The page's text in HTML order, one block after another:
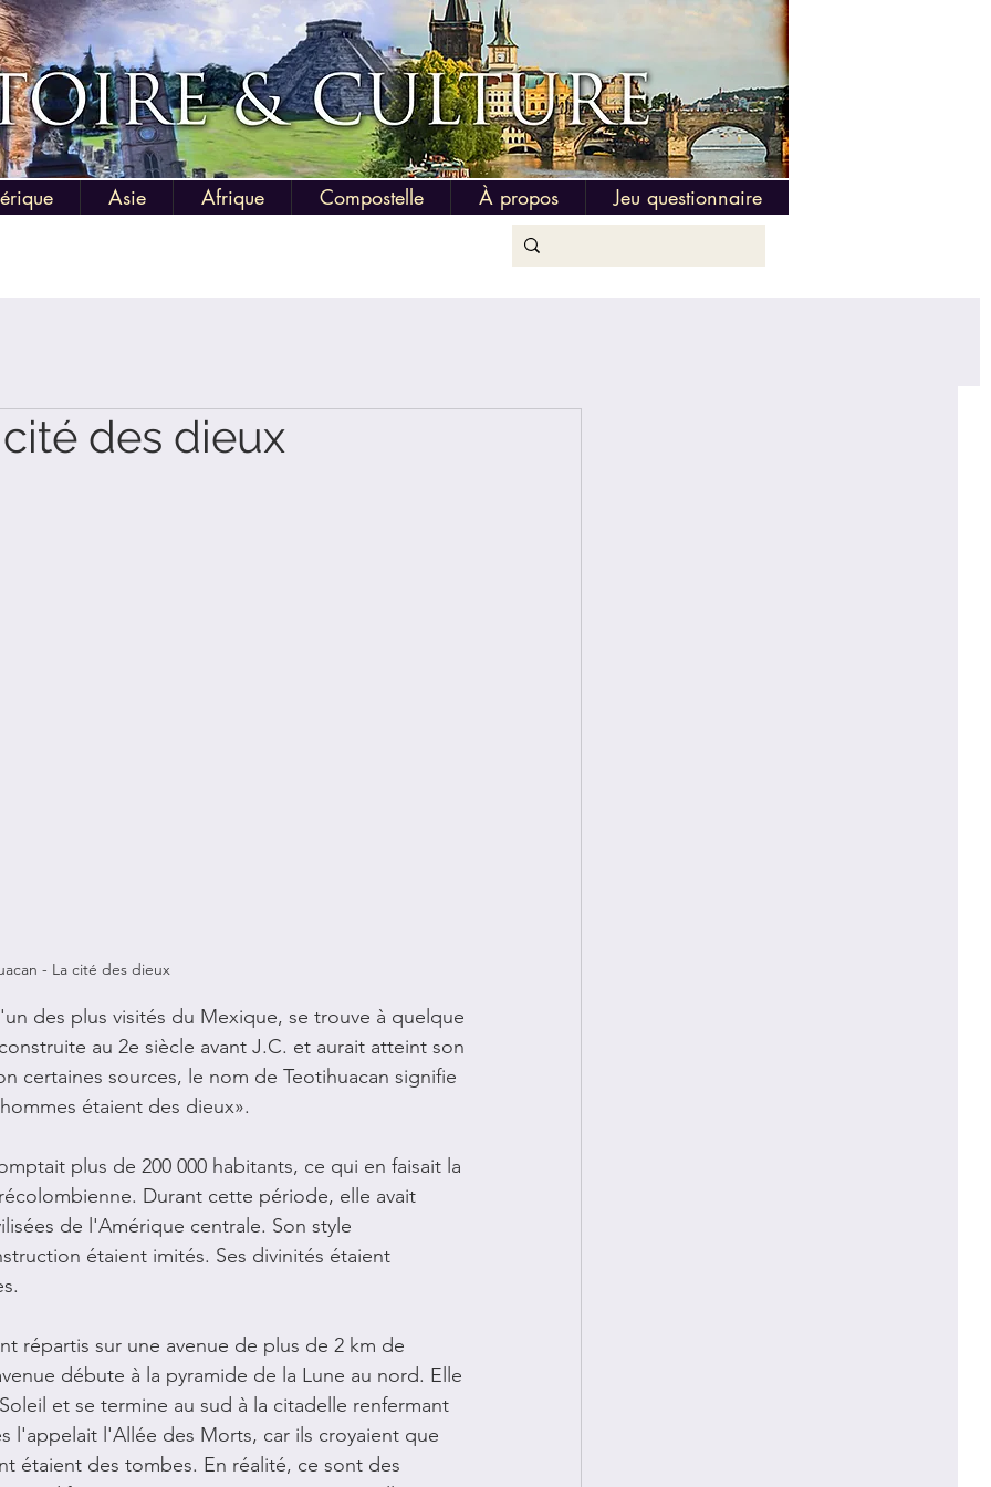
Asie Afrique Compostelle À propos Jeu questionnaire
des dieux
- La cité des dieux
des plus visités du Mexique, se trouve à quelque
au 2e siècle avant J.C. et aurait atteint son
certaines sources, le nom de Teotihuacan signifie
étaient des dieux».
plus de 200 000 habitants, ce qui en faisait la
Durant cette période, elle avait
de l'Amérique centrale. Son style
étaient imités. Ses divinités étaient
répartis sur une avenue de plus de 2 km de
débute à la pyramide de la Lune au nord. Elle
et se termine au sud à la citadelle renfermant
l'appelait l'Allée des Morts, car ils croyaient que
étaient des tombes. En réalité, ce sont des